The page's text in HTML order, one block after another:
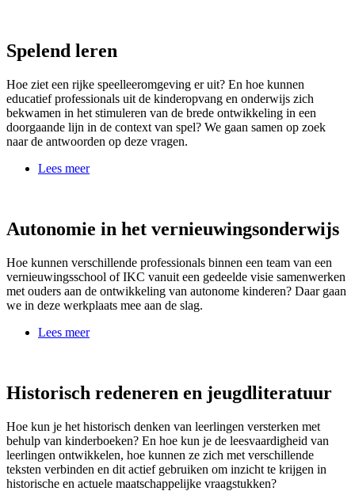
Spelend leren
Hoe ziet een rijke speelleeromgeving er uit? En hoe kunnen
educatief professionals uit de kinderopvang en onderwijs zich
bekwamen in het stimuleren van de brede ontwikkeling in een
doorgaande lijn in de context van spel? We gaan samen op zoek
naar de antwoorden op deze vragen.
Lees meer
Autonomie in het vernieuwingsonderwijs
Hoe kunnen verschillende professionals binnen een team van een
vernieuwingsschool of IKC vanuit een gedeelde visie samenwerken
met ouders aan de ontwikkeling van autonome kinderen? Daar gaan
we in deze werkplaats mee aan de slag.
Lees meer
Historisch redeneren en jeugdliteratuur
Hoe kun je het historisch denken van leerlingen versterken met
behulp van kinderboeken? En hoe kun je de leesvaardigheid van
leerlingen ontwikkelen, hoe kunnen ze zich met verschillende
teksten verbinden en dit actief gebruiken om inzicht te krijgen in
historische en actuele maatschappelijke vraagstukken?